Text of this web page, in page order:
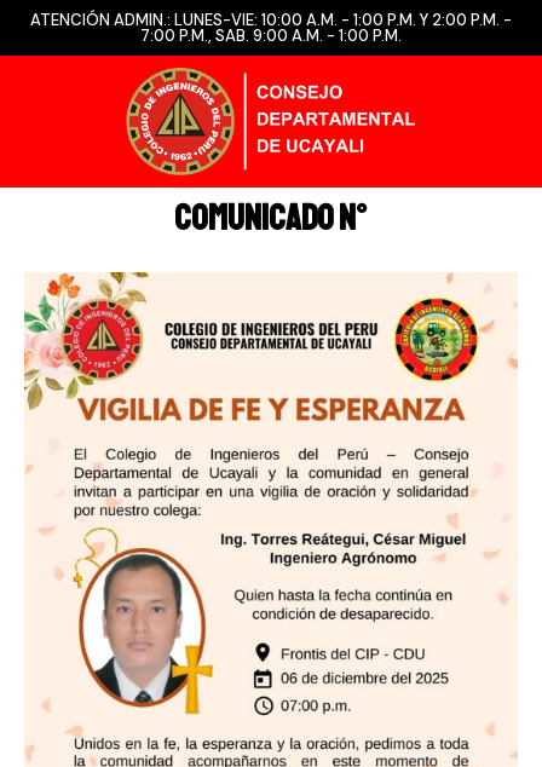
ATENCIÓN ADMIN.: LUNES-VIE: 10:00 A.M. - 1:00 P.M. Y 2:00 P.M. -
7:00 P.M., SAB. 9:00 A.M. - 1:00 P.M.
COMUNICADO N°